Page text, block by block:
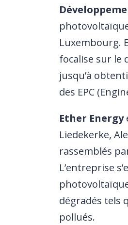
Luxembourg.
focalise sur le
jusqu’à
des EPC
Ether Energy
Liedekerke,
rassemblés
L’entreprise
dégradés tels
pollués.